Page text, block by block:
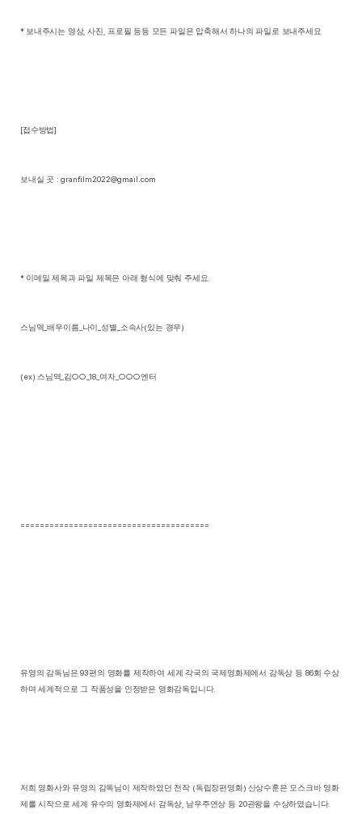
* 보내주시는 영상, 사진 프로필 등등 모든 파일은 압축해서 하나의 파일로 보내주세요
[접수방법]
보내실 곳 : granfilm2022@gmail.com
* 이메일 제목과 파일 제목은 아래 형식에 맞춰 주세요
스님역 _배우이름_ 나이 성별 소속사(있는 경우)
(ex) 스님역 김○○ _18_ 여자_ ○○○엔터
=======================================
유영의 감독님은93편의 영화를 제작하여 세계 각국의 국제영화제에서 감독상 등 86회 수상
하며 세계적으로 그 작품성을 인정받은 영화감독입니다.
저희 영화사와 유영의 감독님이 제작하였던 전작 (독립장편영화) 산상수훈은 모스크바 영화
제를 시작으로 세계 유수의 영화제에서 감독상 남우주연상 등 20관왕을 수상하였습니다.